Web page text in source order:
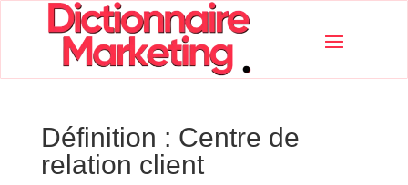
Définition : Centre de
relation client